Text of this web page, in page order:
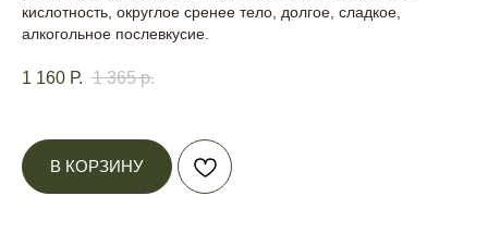
кислотность, округлое сренее тело, долгое, сладкое,
алкогольное послевкусие.
1 160 Р. 1 365 р.
В КОРЗИНУ